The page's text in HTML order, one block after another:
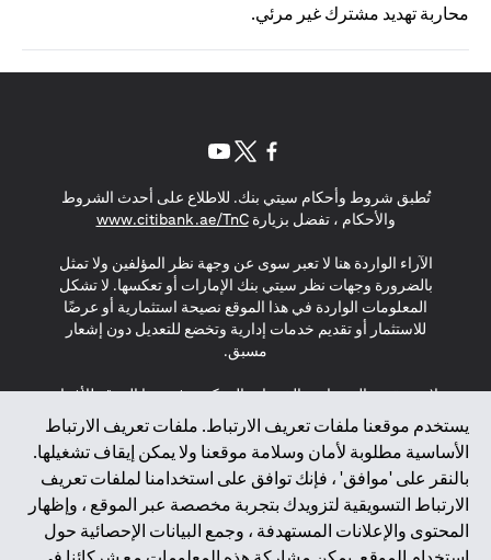
محاربة تهديد مشترك غير مرئي.
يستخدم موقعنا ملفات تعريف الارتباط. ملفات تعريف الارتباط
الأساسية مطلوبة لأمان وسلامة موقعنا ولا يمكن إيقاف تشغيلها.
بالنقر على 'موافق' ، فإنك توافق على استخدامنا لملفات تعريف
الارتباط التسويقية لتزويدك بتجربة مخصصة عبر الموقع ، وإظهار
المحتوى والإعلانات المستهدفة ، وجمع البيانات الإحصائية حول
تُطبق شروط وأحكام سيتي بنك. للاطلاع على أحدث الشروط
والأحكام ، تفضل بزيارةwww.citibank.ae/TnC
in a new tab
الآراء الواردة هنا لا تعبر سوى عن وجهة نظر المؤلفين ولا تمثل
بالضرورة وجهات نظر سيتي بنك الإمارات أو تعكسها. لا تشكل
المعلومات الواردة في هذا الموقع نصيحة استثمارية أو عرضًا
للاستثمار أو تقديم خدمات إدارية وتخضع للتعديل دون إشعار
مسبق.
لا يتم تقديم المنتجات والخدمات المذكورة في هذا الموقع للأفراد
المقيمين في الاتحاد الأوروبي أو المنطقة الاقتصادية الأوروبية أو
سويسرا أو غيرنسي أو جيرسي أو موناكو أو سان مارينو أو
الفاتيكان أو جزيرة مان أو المملكة المتحدة أو خصوصية البيانات
(لائحة حماية البيانات العامة \ قانون حماية البيانات الشخصية
العامة \ قانون خصوصية نيوزيلندا). المحتوى الموجود في هذه
الصفحة ليس ولا ينبغي تفسيره على أنه عرض أو دعوة أو دعوة
لشراء أو بيع أي من المنتجات والخدمات المذكورة هنا لمثل هؤلاء